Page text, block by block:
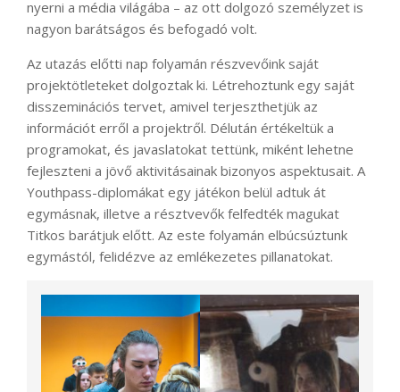
nyerni a média világába – az ott dolgozó személyzet is
nagyon barátságos és befogadó volt.
Az utazás előtti nap folyamán részvevőink saját
projektötleteket dolgoztak ki. Létrehoztunk egy saját
disszeminációs tervet, amivel terjeszthetjük az
információt erről a projektről. Délután értékeltük a
programokat, és javaslatokat tettünk, miként lehetne
fejleszteni a jövő aktivitásainak bizonyos aspektusait. A
Youthpass-diplomákat egy játékon belül adtuk át
egymásnak, illetve a résztvevők felfedték magukat
Titkos barátjuk előtt. Az este folyamán elbúcsúztunk
egymástól, felidézve az emlékezetes pillanatokat.